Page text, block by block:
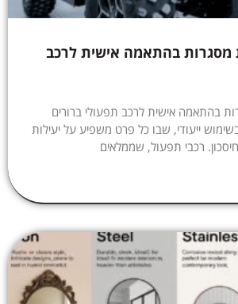
מסגרות בהתאמה אישית לרכב
בהתאמה אישית לרכב תפעולי ברורים
ייעודי, שבו כל פרט משפיע על יעילות
רכבי תפעול, שממלאים